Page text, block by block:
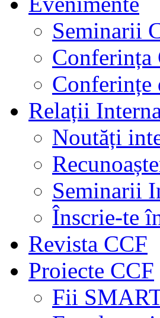
Seminarii
Conferința
Conferințe
Relații
Noutăți
Seminarii
Înscrie-te
Revista CCF
Proiecte CCF
Fii